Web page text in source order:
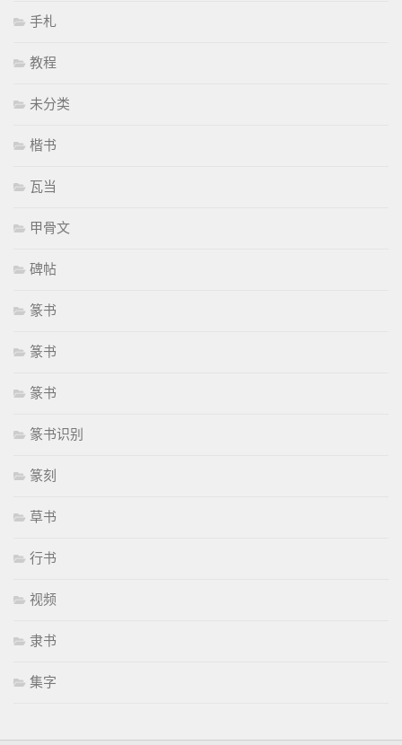
手札
教程
未分类
楷书
瓦当
甲骨文
碑帖
篆书
篆书
篆书
篆书识别
篆刻
草书
行书
视频
隶书
集字